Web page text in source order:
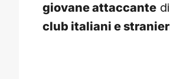
giovane attaccante
club italiani e